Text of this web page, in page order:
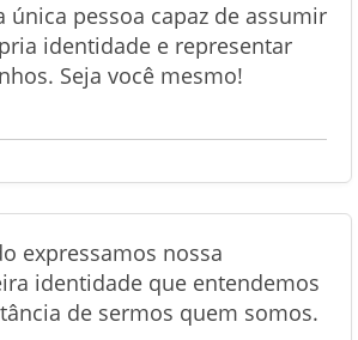
única pessoa capaz de assumir
identidade e representar
Seja você mesmo!
expressamos nossa
identidade que entendemos
de sermos quem somos.